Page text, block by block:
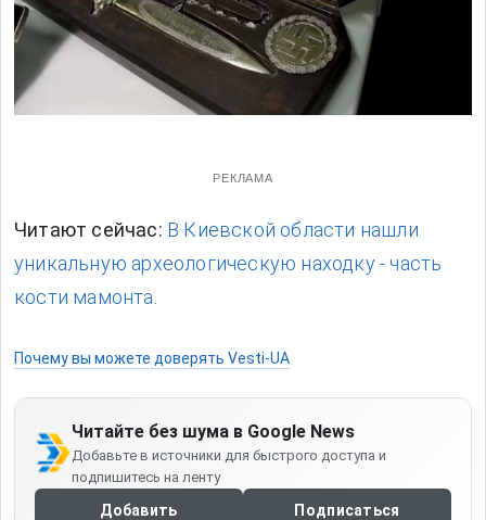
РЕКЛАМА
Читают сейчас: В Киевской области нашли
уникальную археологическую находку - часть
кости мамонта.
Почему вы можете доверять Vesti-UA
Читайте без шума в Google News
Добавьте в источники для быстрого доступа и
подпишитесь на ленту
Добавить Подписаться